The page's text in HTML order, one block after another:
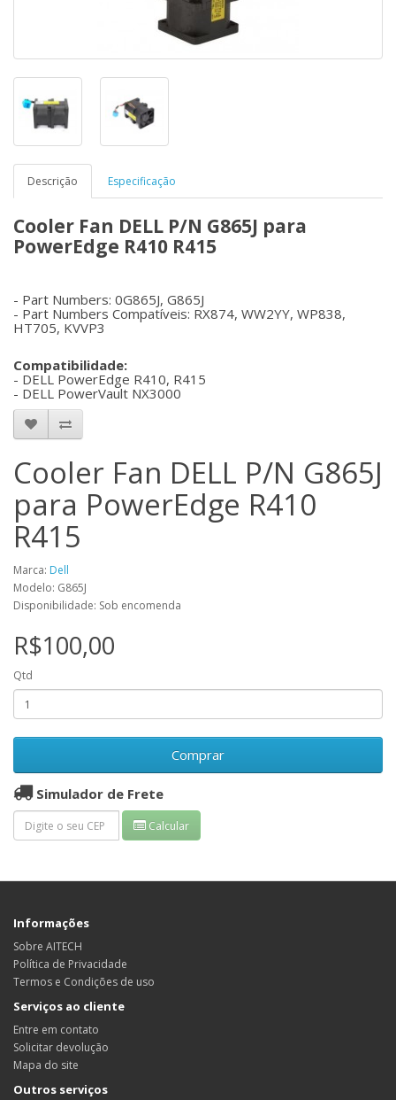
Descrição Especificação
Cooler Fan DELL P/N G865J para
PowerEdge R410 R415
- Part Numbers: 0G865J, G865J
- Part Numbers Compatíveis: RX874, WW2YY, WP838,
HT705, KVVP3
Compatibilidade:
- DELL PowerEdge R410, R415
- DELL PowerVault NX3000
Cooler Fan DELL P/N G865J
para PowerEdge R410
R415
Marca: Dell
Modelo: G865J
Disponibilidade: Sob encomenda
R$100,00
Qtd
Comprar
Simulador de Frete
Calcular
Informações
Sobre AITECH
Política de Privacidade
Termos e Condições de uso
Serviços ao cliente
Entre em contato
Solicitar devolução
Mapa do site
Outros serviços